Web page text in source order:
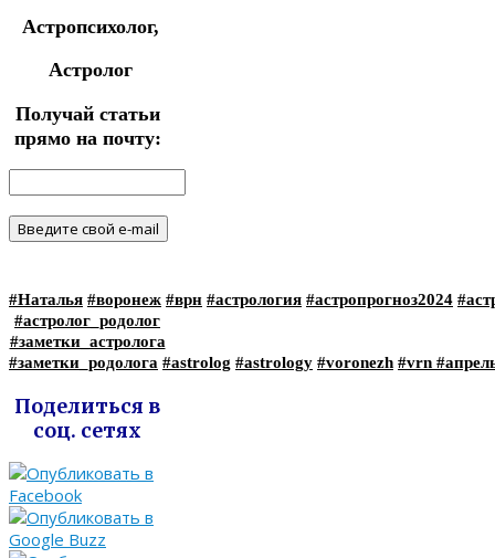
Астропсихолог,
Астролог
Получай статьи
прямо на почту:
#Наталья #воронеж #врн #астрология #астропрогноз2024
#астролог_родолог
#заметки_астролога
#заметки_родолога #astrolog #astrology #voronezh #vrn
Поделиться в
соц. сетях